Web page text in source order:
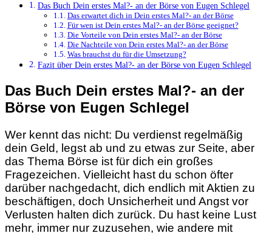
Das Buch Dein erstes Mal?- an der Börse von Eugen Schlegel
Das erwartet dich in Dein erstes Mal?- an der Börse
Für wen ist Dein erstes Mal?- an der Börse geeignet?
Die Vorteile von Dein erstes Mal?- an der Börse
Die Nachteile von Dein erstes Mal?- an der Börse
Was brauchst du für die Umsetzung?
Fazit über Dein erstes Mal?- an der Börse von Eugen Schlegel
Das Buch Dein erstes Mal?- an der
Börse von Eugen Schlegel
Wer kennt das nicht: Du verdienst regelmäßig
dein Geld, legst ab und zu etwas zur Seite, aber
das Thema Börse ist für dich ein großes
Fragezeichen. Vielleicht hast du schon öfter
darüber nachgedacht, dich endlich mit Aktien zu
beschäftigen, doch Unsicherheit und Angst vor
Verlusten halten dich zurück. Du hast keine Lust
mehr, immer nur zuzusehen, wie andere mit